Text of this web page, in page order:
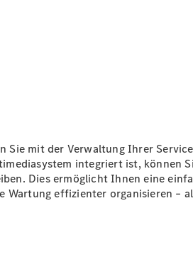
Standorte &
Öffnungszeiten
Kontaktformular
Sie mit der Verwaltung Ihrer
integriert ist, können
Dies ermöglicht Ihnen eine
effizienter organisieren –